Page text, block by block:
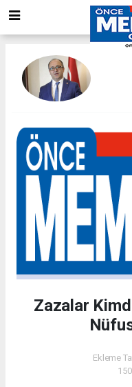
Zazalar
Ekleme